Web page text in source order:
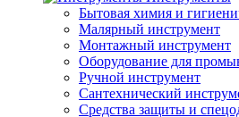
Бытовая химия и
Малярный инструмент
Монтажный инструмент
Оборудование для
Ручной инструмент
Сантехнический
Средства защиты и